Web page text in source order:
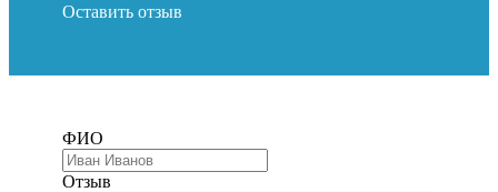
Оставить отзыв
ФИО
Отзыв